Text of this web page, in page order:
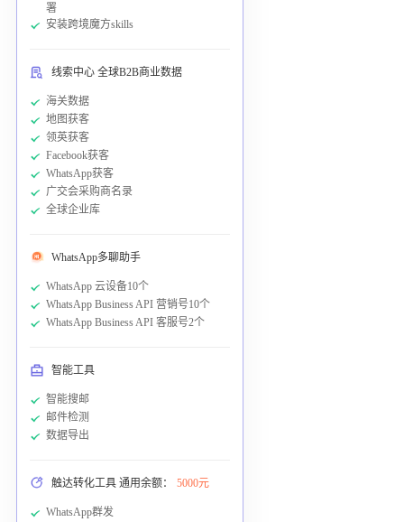
署
安装跨境魔方skills
线索中心 全球B2B商业数据
海关数据
地图获客
领英获客
Facebook获客
WhatsApp获客
广交会采购商名录
全球企业库
WhatsApp多聊助手
WhatsApp 云设备10个
WhatsApp Business API 营销号10个
WhatsApp Business API 客服号2个
智能工具
智能搜邮
邮件检测
数据导出
触达转化工具 通用余额： 5000元
WhatsApp群发